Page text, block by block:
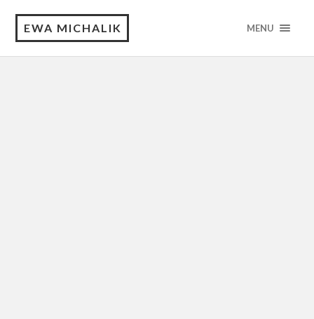
EWA MICHALIK MENU